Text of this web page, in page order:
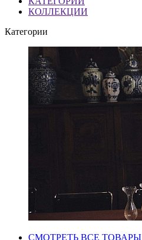
КОЛЛЕКЦИИ
Категории
СМОТРЕТЬ ВСЕ ТОВАРЫ